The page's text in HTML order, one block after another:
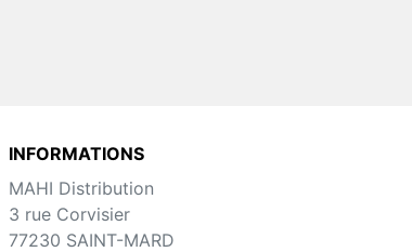
INFORMATIONS
MAHI Distribution
3 rue Corvisier
77230 SAINT-MARD